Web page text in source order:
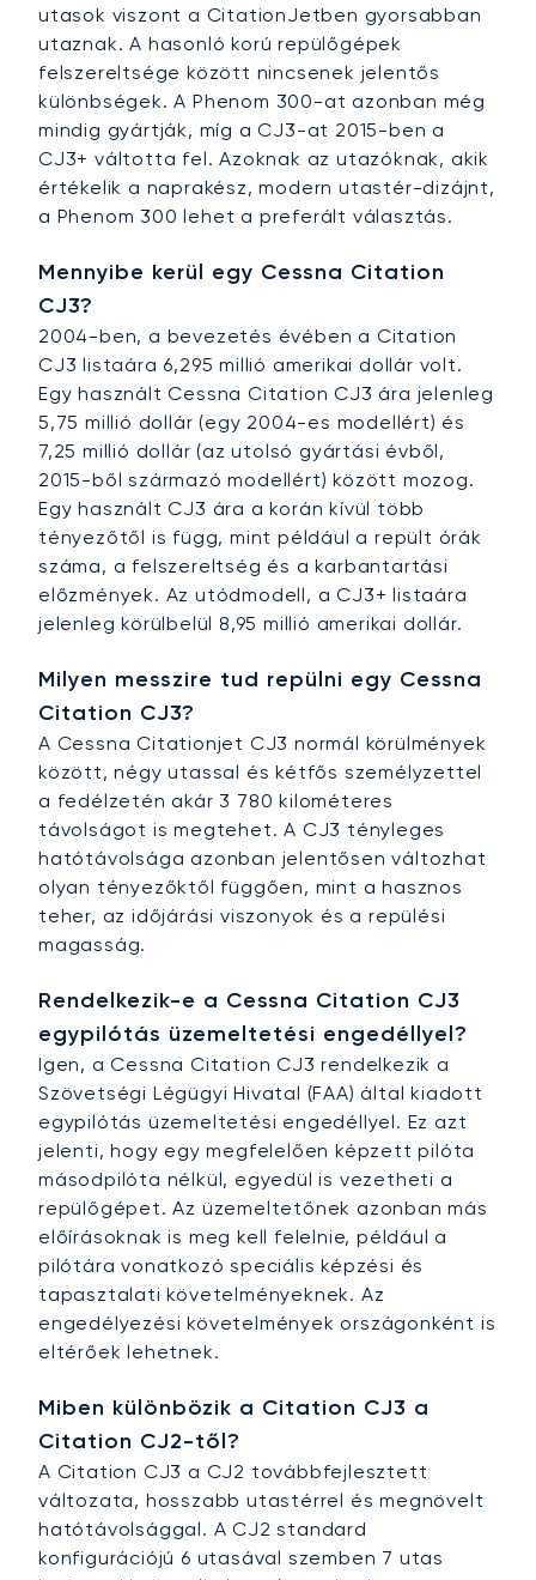
utasok viszont a CitationJetben gyorsabban
utaznak. A hasonló korú repülőgépek
felszereltsége között nincsenek jelentős
különbségek. A Phenom 300-at azonban még
mindig gyártják, míg a CJ3-at 2015-ben a
CJ3+ váltotta fel. Azoknak az utazóknak, akik
értékelik a naprakész, modern utastér-dizájnt,
a Phenom 300 lehet a preferált választás.
Mennyibe kerül egy Cessna Citation
CJ3?
2004-ben, a bevezetés évében a Citation
CJ3 listaára 6,295 millió amerikai dollár volt.
Egy használt Cessna Citation CJ3 ára jelenleg
5,75 millió dollár (egy 2004-es modellért) és
7,25 millió dollár (az utolsó gyártási évből,
2015-ből származó modellért) között mozog.
Egy használt CJ3 ára a korán kívül több
tényezőtől is függ, mint például a repült órák
száma, a felszereltség és a karbantartási
előzmények. Az utódmodell, a CJ3+ listaára
jelenleg körülbelül 8,95 millió amerikai dollár.
Milyen messzire tud repülni egy Cessna
Citation CJ3?
A Cessna Citationjet CJ3 normál körülmények
között, négy utassal és kétfős személyzettel
a fedélzetén akár 3 780 kilométeres
távolságot is megtehet. A CJ3 tényleges
hatótávolsága azonban jelentősen változhat
olyan tényezőktől függően, mint a hasznos
teher, az időjárási viszonyok és a repülési
magasság.
Rendelkezik-e a Cessna Citation CJ3
egypilótás üzemeltetési engedéllyel?
Igen, a Cessna Citation CJ3 rendelkezik a
Szövetségi Légügyi Hivatal (FAA) által kiadott
egypilótás üzemeltetési engedéllyel. Ez azt
jelenti, hogy egy megfelelően képzett pilóta
másodpilóta nélkül, egyedül is vezetheti a
repülőgépet. Az üzemeltetőnek azonban más
előírásoknak is meg kell felelnie, például a
pilótára vonatkozó speciális képzési és
tapasztalati követelményeknek. Az
engedélyezési követelmények országonként is
eltérőek lehetnek.
Miben különbözik a Citation CJ3 a
Citation CJ2-től?
A Citation CJ3 a CJ2 továbbfejlesztett
változata, hosszabb utastérrel és megnövelt
hatótávolsággal. A CJ2 standard
konfigurációjú 6 utasával szemben 7 utas